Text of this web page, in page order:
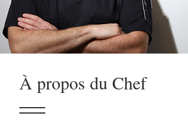
À propos du Chef